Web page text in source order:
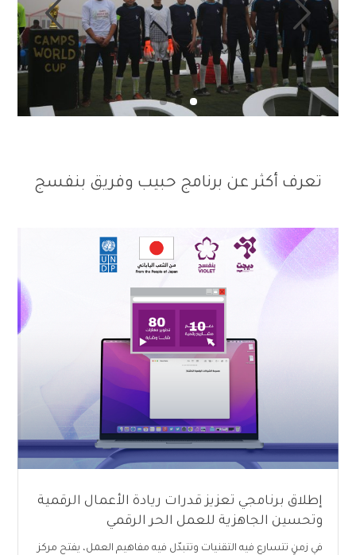
تعرف أكثر عن برنامج حبيب وفريق بنفسج
إطلاق برنامجي تعزيز قدرات ريادة الأعمال الرقمية
وتحسين الجاهزية للعمل الحر الرقمي
في زمنٍ تتسارع فيه التقنيات وتتبدّل فيه مفاهيم العمل، يفتح مركز